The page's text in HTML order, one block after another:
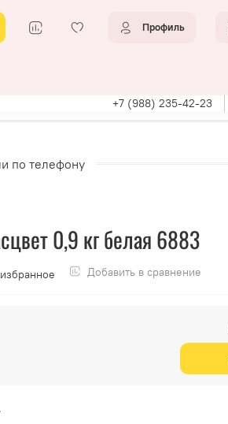
Профиль
+7 (988) 235-42-23
по телефону
0,9 кг белая 6883
Добавить в сравнение